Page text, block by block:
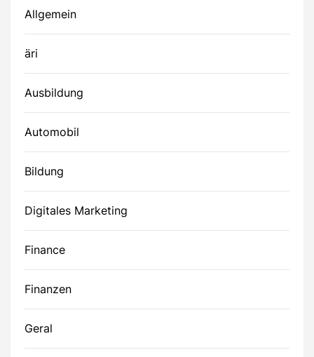
Allgemein
äri
Ausbildung
Automobil
Bildung
Digitales Marketing
Finance
Finanzen
Geral